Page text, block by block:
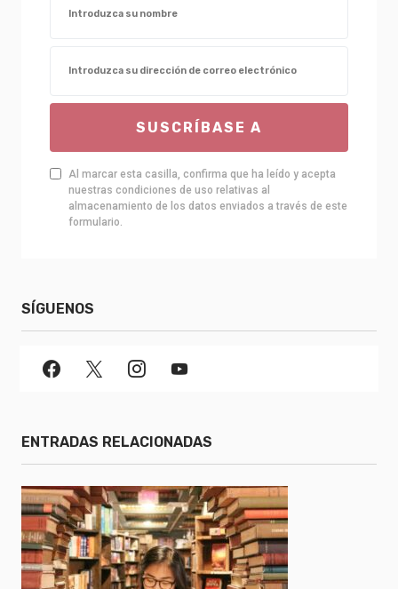
SUSCRÍBASE A
Al marcar esta casilla, confirma que ha leído y acepta
nuestras condiciones de uso relativas al
almacenamiento de los datos enviados a través de este
formulario.
SÍGUENOS
ENTRADAS RELACIONADAS